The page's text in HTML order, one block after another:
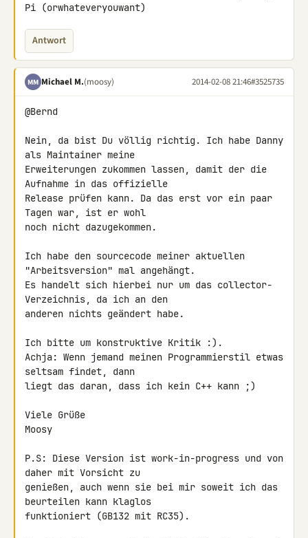
Pi (orwhateveryouwant)
Antwort
MM Michael M.(moosy) 2014-02-08 21:46#3525735
@Bernd
Nein, da bist Du völlig richtig. Ich habe Danny
als Maintainer meine
Erweiterungen zukommen lassen, damit der die
Aufnahme in das offizielle
Release prüfen kann. Da das erst vor ein paar
Tagen war, ist er wohl
noch nicht dazugekommen.
Ich habe den sourcecode meiner aktuellen
"Arbeitsversion" mal angehängt.
Es handelt sich hierbei nur um das collector-
Verzeichnis, da ich an den
anderen nichts geändert habe.
Ich bitte um konstruktive Kritik :).
Achja: Wenn jemand meinen Programmierstil etwas
seltsam findet, dann
liegt das daran, dass ich kein C++ kann ;)
Viele Grüße
Moosy
P.S: Diese Version ist work-in-progress und von
daher mit Vorsicht zu
genießen, auch wenn sie bei mir soweit ich das
beurteilen kann klaglos
funktioniert (GB132 mit RC35).